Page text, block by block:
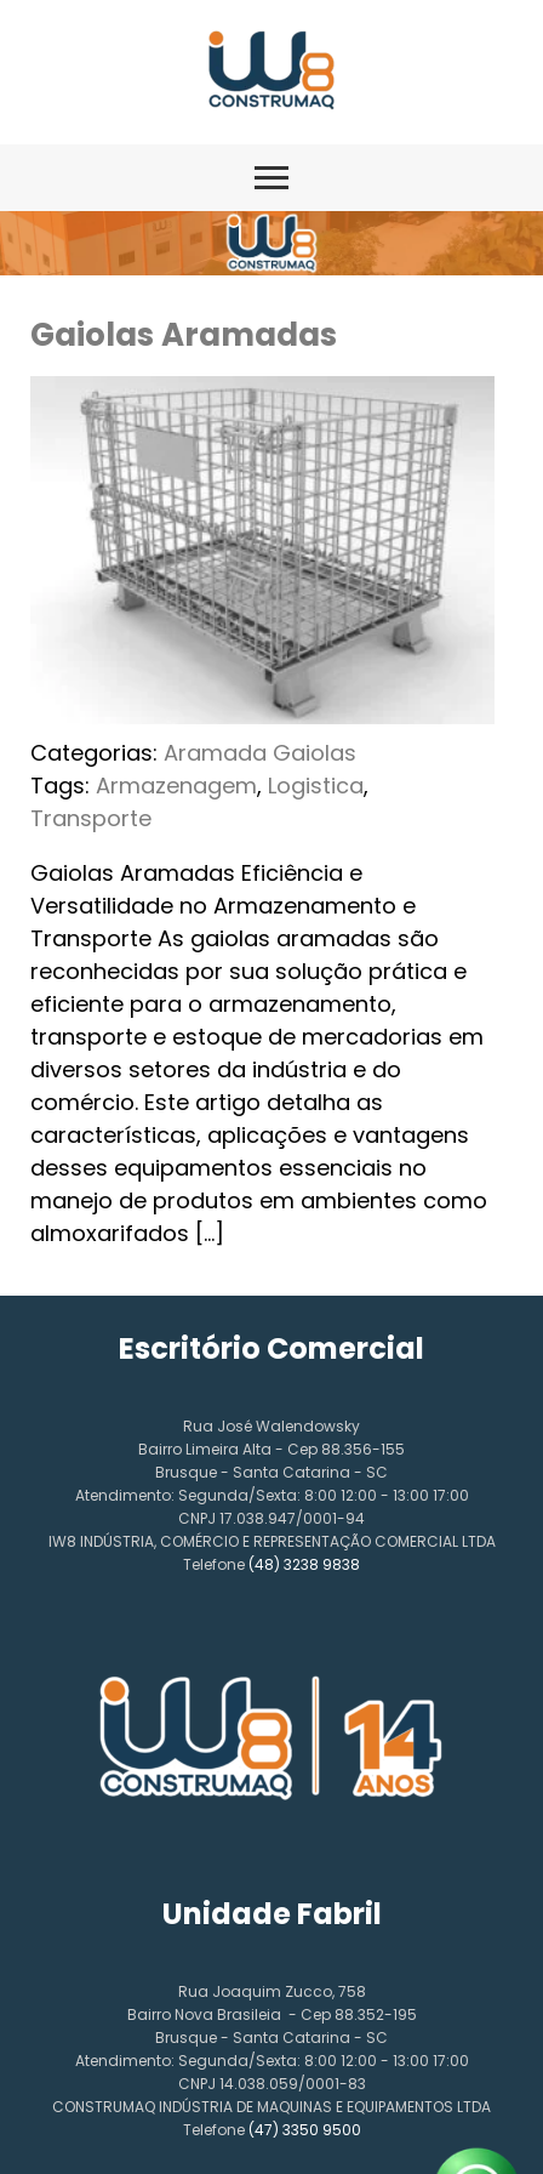
Gaiolas Aramadas
Categorias: Aramada Gaiolas
Tags: Armazenagem, Logistica,
Transporte
Gaiolas Aramadas Eficiência e
Versatilidade no Armazenamento e
Transporte As gaiolas aramadas são
reconhecidas por sua solução prática e
eficiente para o armazenamento,
transporte e estoque de mercadorias em
diversos setores da indústria e do
comércio. Este artigo detalha as
características, aplicações e vantagens
desses equipamentos essenciais no
manejo de produtos em ambientes como
almoxarifados […]
Escritório Comercial
Rua José Walendowsky
Bairro Limeira Alta - Cep 88.356-155
Brusque - Santa Catarina - SC
Atendimento: Segunda/Sexta: 8:00 12:00 - 13:00 17:00
CNPJ 17.038.947/0001-94
IW8 INDÚSTRIA, COMÉRCIO E REPRESENTAÇÃO COMERCIAL LTDA
Telefone (48) 3238 9838
Unidade Fabril
Rua Joaquim Zucco, 758
Bairro Nova Brasileia - Cep 88.352-195
Brusque - Santa Catarina - SC
Atendimento: Segunda/Sexta: 8:00 12:00 - 13:00 17:00
CNPJ 14.038.059/0001-83
CONSTRUMAQ INDÚSTRIA DE MAQUINAS E EQUIPAMENTOS LTDA
Telefone (47) 3350 9500